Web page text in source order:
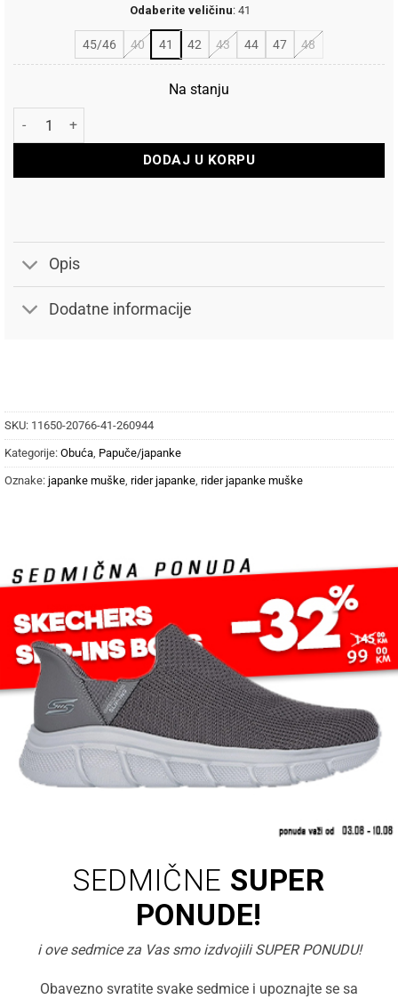
Odaberite veličinu: 41
45/46 40 41 42 43 44 47 48
Na stanju
Rider Japanke R1 Speed količina
DODAJ U KORPU
Opis
Dodatne informacije
SKU: 11650-20766-41-260944
Kategorije: Obuća Papuče/japanke
Oznake: japanke muške rider japanke rider japanke muške
SEDMIČNE SUPER
PONUDE!
i ove sedmice za Vas smo izdvojili SUPER PONUDU!
Obavezno svratite svake sedmice i upoznajte se sa